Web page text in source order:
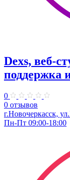
Dexs, веб-
поддержка
0
0 отзывов
г.Новочеркасск,
Пн-Пт 09:00-18:00